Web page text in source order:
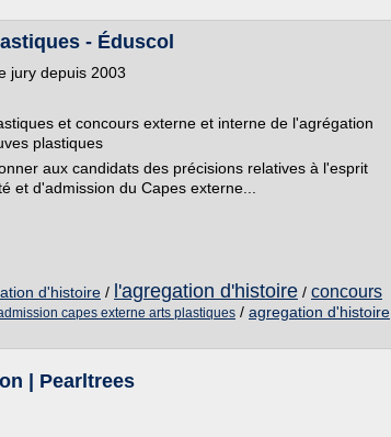
- Éduscol
jury depuis 2003
et concours externe et interne de l'agrégation
plastiques
aux candidats des précisions relatives à l'esprit
et d'admission du Capes externe...
d'histoire / l'agregation d'histoire / concours
capes externe arts plastiques / agregation d'histoire
| Pearltrees